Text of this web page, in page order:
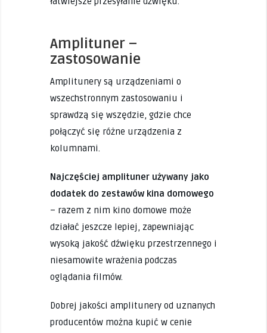
Amplituner –
zastosowanie
Amplitunery są urządzeniami o
wszechstronnym zastosowaniu i
sprawdzą się wszędzie, gdzie chce
połączyć się różne urządzenia z
kolumnami.
Najczęściej amplituner używany jako
dodatek do zestawów kina domowego
– razem z nim kino domowe może
działać jeszcze lepiej, zapewniając
wysoką jakość dźwięku przestrzennego i
niesamowite wrażenia podczas
oglądania filmów.
Dobrej jakości amplitunery od uznanych
producentów można kupić w cenie